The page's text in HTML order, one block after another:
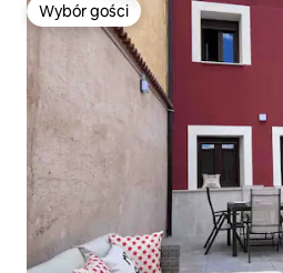
Wybór gości
Wybór gości